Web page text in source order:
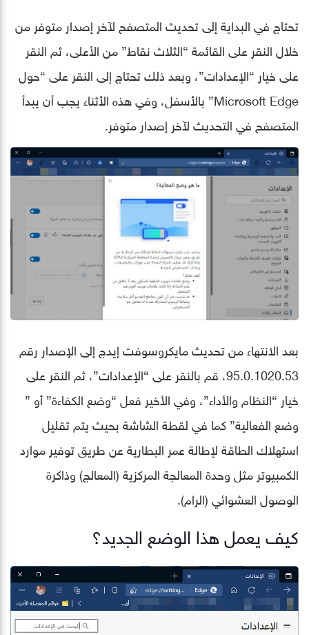
تحتاج في البداية إلى تحديث المتصفح لآخر إصدار متوفر من
خلال النقر على القائمة “الثلاث نقاط” من الأعلى، ثم النقر
على خيار “الإعدادات”، وبعد ذلك تحتاج إلى النقر على “حول
‏‏Microsoft Edge” بالأسفل، وفي هذه الأثناء يجب أن يبدأ
المتصفح في التحديث لآخر إصدار متوفر.
بعد الانتهاء من تحديث مايكروسوفت إيدج إلى الإصدار رقم
95.0.1020.53، قم بالنقر على “الإعدادات”، ثم النقر على
خيار “النظام والأداء”، وفي الأخير فعل “وضع الكفاءة” أو ”
وضع الفعالية” كما في لقطة الشاشة بحيث يتم تقليل
استهلاك الطاقة لإطالة عمر البطارية عن طريق توفير موارد
الكمبيوتر مثل وحدة المعالجة المركزية (المعالج) وذاكرة
الوصول العشوائي (الرام).
كيف يعمل هذا الوضع الجديد؟